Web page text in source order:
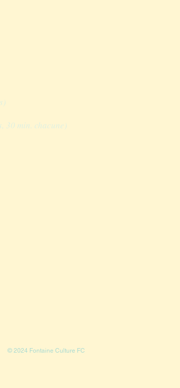
30 min. chacune)
© 2024 Fontaine Culture FC